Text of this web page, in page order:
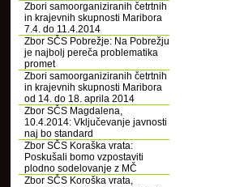
Zbori samoorganiziranih četrtnih
in krajevnih skupnosti Maribora
7.4. do 11.4.2014
Zbor SČS Pobrežje: Na Pobrežju
je najbolj pereča problematika
promet
Zbori samoorganiziranih četrtnih
in krajevnih skupnosti Maribora
od 14. do 18. aprila 2014
Zbor SČS Magdalena,
10.4.2014: Vključevanje javnosti
naj bo standard
Zbor SČS Koraška vrata:
Poskušali bomo vzpostaviti
plodno sodelovanje z MČ
Zbor SČS Koroška vrata,